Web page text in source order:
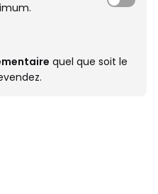
quel que soit le